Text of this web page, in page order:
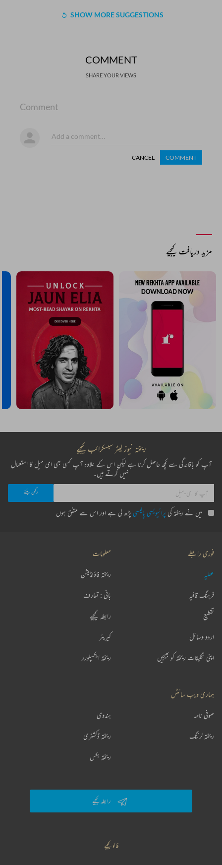
SHOW MORE SUGGESTIONS
COMMENT
SHARE YOUR VIEWS
Comment
CANCEL COMMENT
مزید دریافت کیجیے
ریختہ نیوز لیٹر سبسکرائب کیجیے
آپ کو باقاعدگی سے کچھ حاصل کرنا ہے لیکن اس کے علاوہ آپ کسی بھی ای میل کا استعمال
نہیں کرتے ہیں۔
میں نے ریختہ کی پرائیویسی پالیسی پڑھ لی ہے اور اس سے متفق ہوں
فوری رابطے
عطیہ
فرہنگ قافیہ
تقطیع
اردو وسائل
اپنی تخلیقات ریختہ کو بھیجیں
معلومات
ریختہ فاؤنڈیشن
بانی : تعارف
رابطہ کیجیے
کیریئر
ریختہ ایکسپلورر
ہماری ویب سائٹس
ہندوی صوفی نامہ
ریختہ ڈکشنری ریختہ لرننگ
ریختہ بکس
رابطہ کیجیے
فالو کیجیے